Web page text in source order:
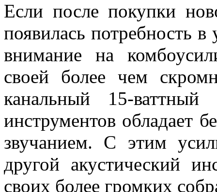
Если после покупки
появилась потребность в
внимание на
своей более чем
канальный 15-ваттный
инструментов обладает
звучанием. С этим
другой акустический
своих более громких